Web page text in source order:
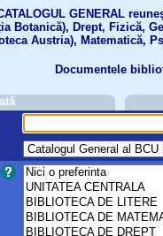
GENERAL
Botanică), Drept, Fizică,
Austria), Matematică,
Documentele